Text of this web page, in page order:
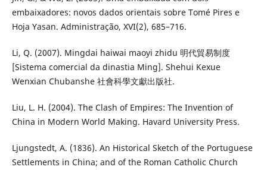
embaixadores: novos dados orientais sobre Tomé Pires e
Hoja Yasan. Administração, XVI(2), 685–716.
Li, Q. (2007). Mingdai haiwai maoyi zhidu 明代貿易制度
[Sistema comercial da dinastia Ming]. Shehui Kexue
Wenxian Chubanshe 社會科學文獻出版社.
Liu, L. H. (2004). The Clash of Empires: The Invention of
China in Modern World Making. Havard University Press.
Ljungstedt, A. (1836). An Historical Sketch of the Portuguese
Settlements in China; and of the Roman Catholic Church